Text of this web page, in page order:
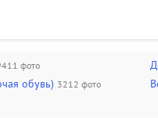
фото
обувь) 3212 фото